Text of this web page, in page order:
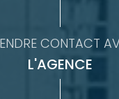
CONTACT
L'AGENCE